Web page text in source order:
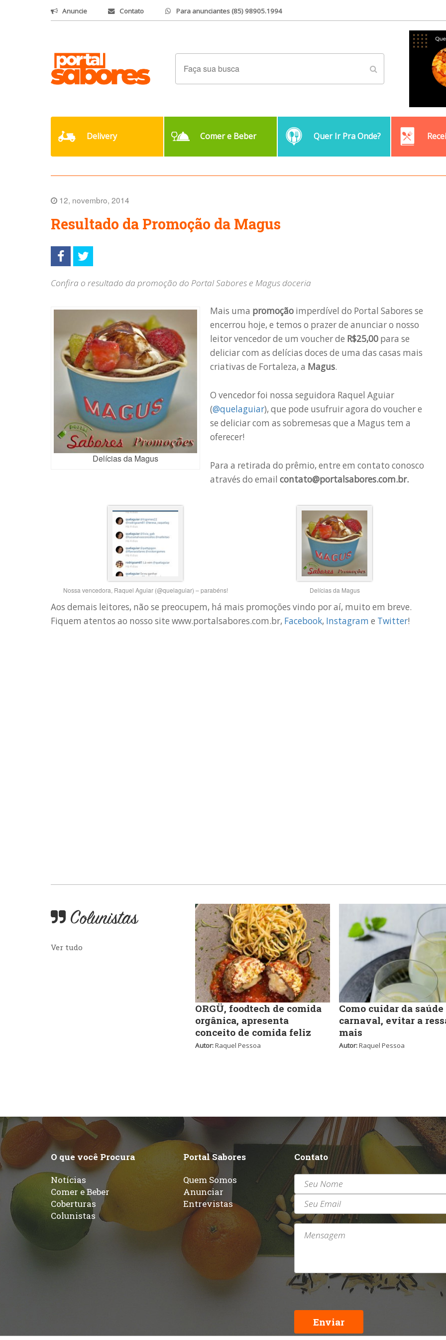
Anuncie Contato Para anunciantes (85) 98905.1994
Delivery Comer e Beber Quer Ir Pra Onde?
12, novembro, 2014
Resultado da Promoção da Magus
Confira o resultado da promoção do Portal Sabores e Magus doceria
Delícias da Magus
Mais uma promoção imperdível do Portal Sabores se
encerrou hoje, e temos o prazer de anunciar o nosso
leitor vencedor de um voucher de R$25,00 para se
deliciar com as delícias doces de uma das casas mais
criativas de Fortaleza, a Magus.
O vencedor foi nossa seguidora Raquel Aguiar
(@quelaguiar), que pode usufruir agora do voucher e
se deliciar com as sobremesas que a Magus tem a
oferecer!
Para a retirada do prêmio, entre em contato conosco
através do email contato@portalsabores.com.br.
Nossa vencedora, Raquel Aguiar (@quelaguiar) – parabéns! Delícias da Magus
Aos demais leitores, não se preocupem, há mais promoções vindo por aí, muito em breve.
Fiquem atentos ao nosso site www.portalsabores.com.br, Facebook, Instagram e Twitter!
Colunistas
Ver tudo
ORGÜ, foodtech de comida
orgânica, apresenta
conceito de comida feliz
Autor:Raquel Pessoa
Como cuidar da saúde
carnaval, evitar a
mais
Autor:Raquel Pessoa
O que você Procura
Notícias
Comer e Beber
Coberturas
Colunistas
Portal Sabores
Quem Somos
Anunciar
Entrevistas
Contato
Enviar